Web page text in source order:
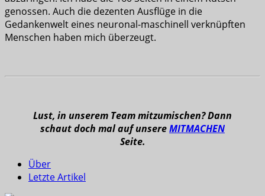
genossen. Auch die dezenten Ausflüge in die
Gedankenwelt eines neuronal-maschinell verknüpften
Menschen haben mich überzeugt.
Lust, in unserem Team mitzumischen? Dann
schaut doch mal auf unsereMITMACHEN
Seite.
Über
Letzte Artikel